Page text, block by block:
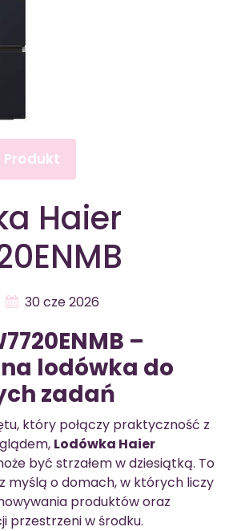
Produkt
Haier
30 cze 2026
–
lodówka do
zadań
który połączy praktyczność z
Lodówka Haier
być strzałem w dziesiątką. To
myślą o domach, w których liczy
produktów oraz
przestrzeni w środku.